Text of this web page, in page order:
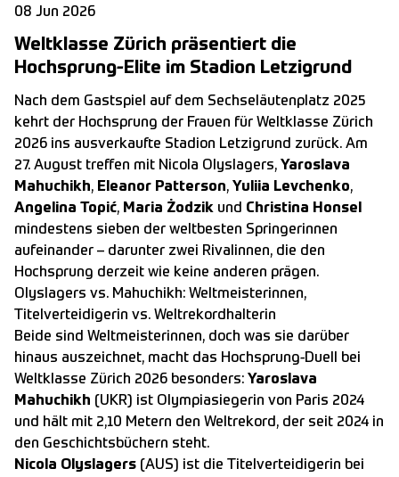
08 Jun 2026
Weltklasse Zürich präsentiert die
Hochsprung-Elite im Stadion Letzigrund
Nach dem Gastspiel auf dem Sechseläutenplatz 2025
kehrt der Hochsprung der Frauen für Weltklasse Zürich
2026 ins ausverkaufte Stadion Letzigrund zurück. Am
27. August treffen mit Nicola Olyslagers, Yaroslava
Mahuchikh, Eleanor Patterson, Yuliia Levchenko,
Angelina Topić, Maria Żodzik und Christina Honsel
mindestens sieben der weltbesten Springerinnen
aufeinander – darunter zwei Rivalinnen, die den
Hochsprung derzeit wie keine anderen prägen.
Olyslagers vs. Mahuchikh: Weltmeisterinnen,
Titelverteidigerin vs. Weltrekordhalterin
Beide sind Weltmeisterinnen, doch was sie darüber
hinaus auszeichnet, macht das Hochsprung-Duell bei
Weltklasse Zürich 2026 besonders: Yaroslava
Mahuchikh (UKR) ist Olympiasiegerin von Paris 2024
und hält mit 2,10 Metern den Weltrekord, der seit 2024 in
den Geschichtsbüchern steht.
Nicola Olyslagers (AUS) ist die Titelverteidigerin bei